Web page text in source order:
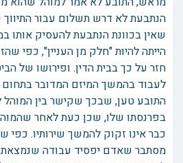
הנתבעת לא דרש תשלום עבור
שאין בכוונת הנתבעת להעסיק אותו
הייתה להיות "חלק מן העניין", כפי
חזר על כך בבית הדין. ופירושו של
לעבוד בהמשך המיזם המדובר בתחום
התובע טען, שבכך שקישר בין המוהל
בפרנסתו שלו, שכן כעת לאחר
כבר אינו זקוק להמשך שירותיו. כפי
מסתבר שאדם יפסיד עבודה שנמצאת